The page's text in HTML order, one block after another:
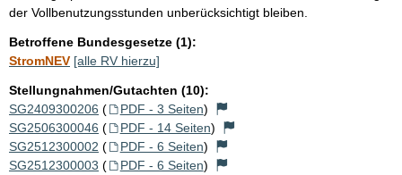
der Vollbenutzungsstunden unberücksichtigt bleiben.
Betroffene Bundesgesetze (1):
StromNEV [alle RV hierzu]
Stellungnahmen/Gutachten (10):
SG2409300206 ( PDF - 3 Seiten)
SG2506300046 ( PDF - 14 Seiten)
SG2512300002 ( PDF - 6 Seiten)
SG2512300003 ( PDF - 6 Seiten)